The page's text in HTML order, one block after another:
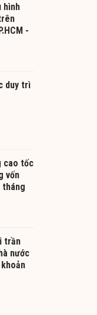
hình
-
duy trì
cao tốc
vốn
tháng
trần
nước